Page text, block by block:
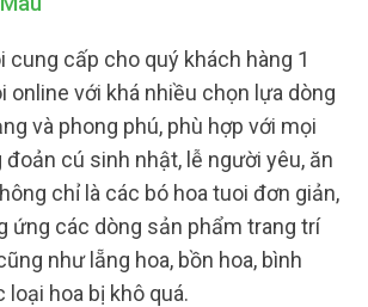
cung cấp cho quý khách hàng 1
online với khá nhiều chọn lựa dòng
và phong phú, phù hợp với mọi
cú sinh nhật, lễ người yêu, ăn
chỉ là các bó hoa tuoi đơn giản,
ứng các dòng sản phẩm trang trí
như lẵng hoa, bồn hoa, bình
loại hoa bị khô quá.